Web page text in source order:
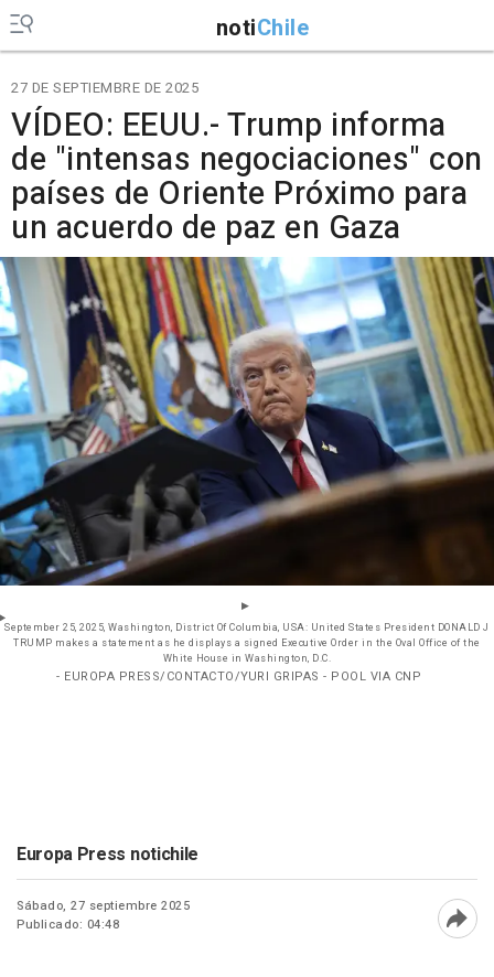
notiChile
27 DE SEPTIEMBRE DE 2025
VÍDEO: EEUU.- Trump informa
de "intensas negociaciones" con
países de Oriente Próximo para
un acuerdo de paz en Gaza
September 25, 2025, Washington, District Of Columbia, USA: United States President DONALD J
TRUMP makes a statement as he displays a signed Executive Order in the Oval Office of the
White House in Washington, D.C.
- EUROPA PRESS/CONTACTO/YURI GRIPAS - POOL VIA CNP
Europa Press notichile
Sábado, 27 septiembre 2025
Publicado: 04:48